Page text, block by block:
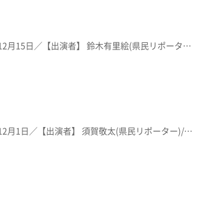
【放送局】 KFB福島放送／【放送日】 2021年12月15日／【出演者】 鈴木有里絵(県民リポーター)/溝江翔平（KFBアナウンサー)／ 紹介メニュー：「東京豚骨ラーメン」１，０８０円 ※メニューや価格等は撮影当時のものです。
【放送局】 KFB福島放送／【放送日】 2021年12月1日／【出演者】 須賀敬太(県民リポーター)/溝江翔平（KFBアナウンサー)／ 紹介メニュー：「角煮一凛花」１，０００円 ※メニューや価格等は撮影当時のものです。